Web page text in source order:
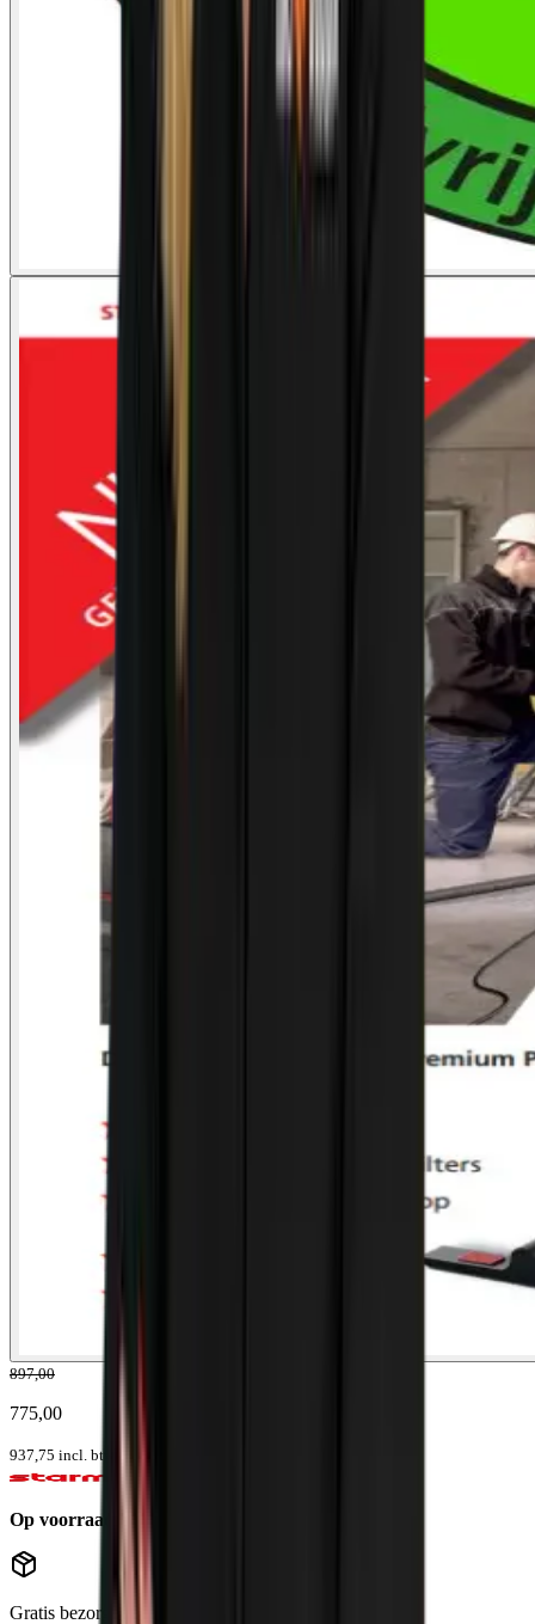
897,00
775,00
937,75 incl. btw
Op voorraad
Gratis bezorgd.